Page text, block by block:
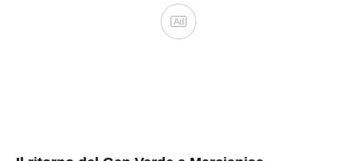
Ad